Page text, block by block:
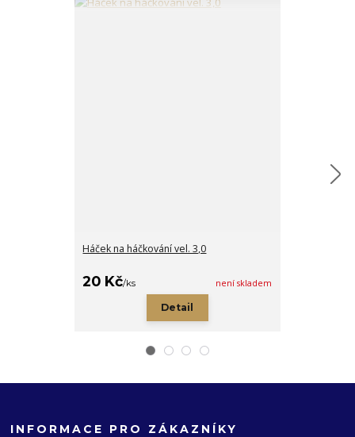
Háček na háčkování vel. 3,0
20 Kč/ks není skladem
Detail
INFORMACE PRO ZÁKAZNÍKY